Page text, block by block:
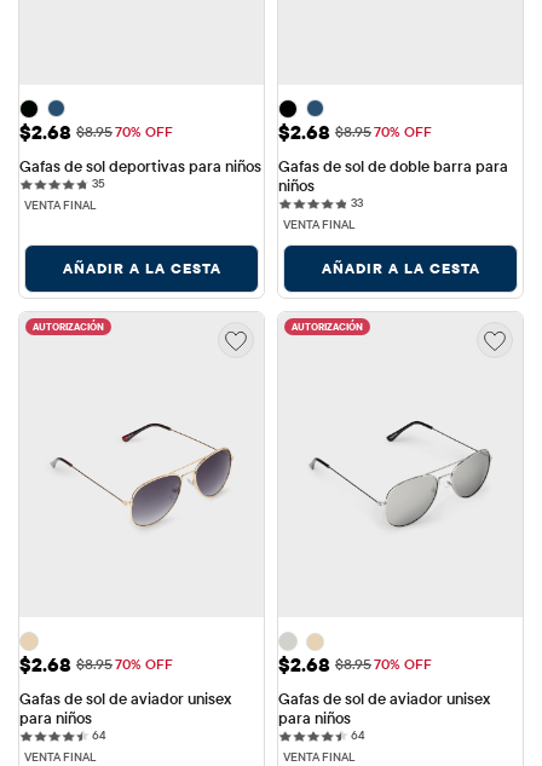
Precio de venta: $2.68
$2.68
Gafas de sol deportivas para niños
3535 reviews
VENTA FINAL
AÑADIR A LA CESTA
Precio de venta: $2.68
$2.68
Gafas de sol de doble barra para
niños
33 reviews
VENTA FINAL
AÑADIR A LA CESTA
AUTORIZACIÓN
Precio de venta: $2.68
$2.68
Gafas de sol de aviador unisex
para niños
VENTA FINAL
AUTORIZACIÓN
Precio de venta: $2.68
$2.68
Gafas de sol de aviador unisex
para niños
VENTA FINAL